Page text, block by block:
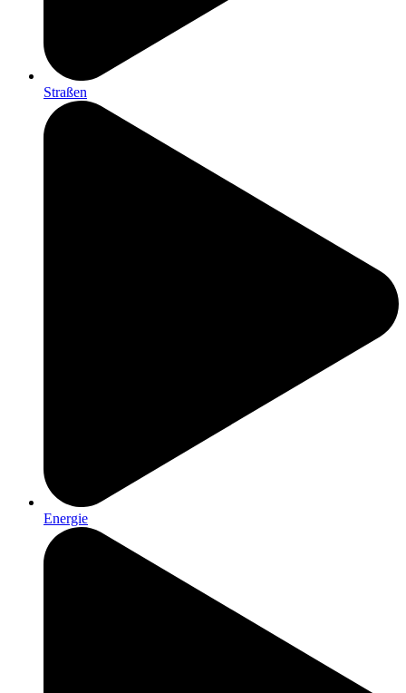
Straßen
Energie